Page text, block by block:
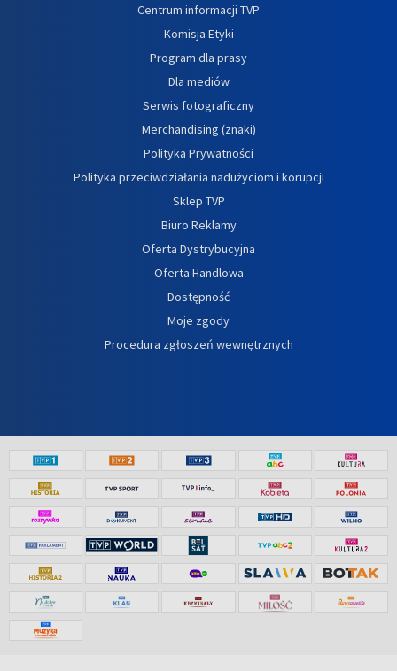
Centrum informacji TVP
Komisja Etyki
Program dla prasy
Dla mediów
Serwis fotograficzny
Merchandising (znaki)
Polityka Prywatności
Polityka przeciwdziałania nadużyciom i korupcji
Sklep TVP
Biuro Reklamy
Oferta Dystrybucyjna
Oferta Handlowa
Dostępność
Moje zgody
Procedura zgłoszeń wewnętrznych